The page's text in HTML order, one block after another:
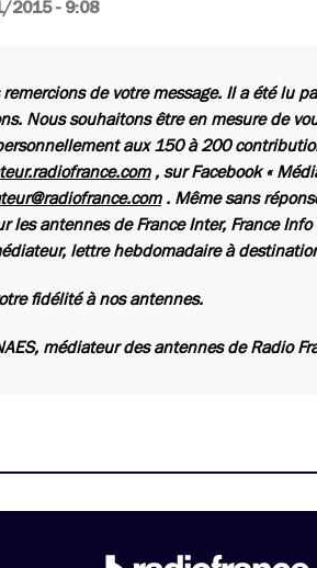
2015 - 9:08
remercions de votre message. Il a été lu
Nous souhaitons être en mesure de
aux 150 à 200
, sur Facebook «
. Même sans
les antennes de France Inter, France
, lettre hebdomadaire à
fidélité à nos antennes.
médiateur des antennes de Radio